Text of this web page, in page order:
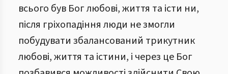
всього був Бог любові, життя та істи ни,
після гріхопадіння люди не змогли
побудувати збалансований трикутник
любові, життя та істини, і через це Бог